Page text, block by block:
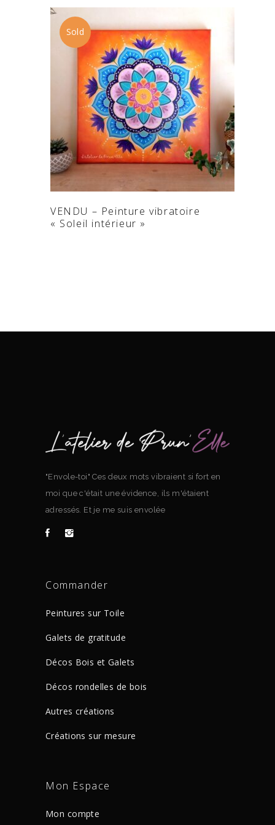
Sold
LIRE LA SUITE
VENDU – Peinture vibratoire
« Soleil intérieur »
"Envole-toi" Ces deux mots vibraient si fort en
moi que c'était une évidence, ils m'étaient
adressés. Et je me suis envolée
Commander
Peintures sur Toile
Galets de gratitude
Décos Bois et Galets
Décos rondelles de bois
Autres créations
Créations sur mesure
Mon Espace
Mon compte